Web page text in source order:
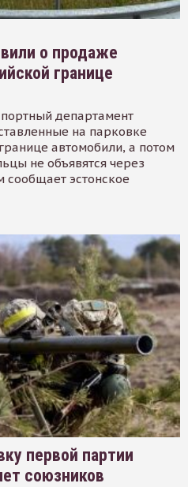
о продаже
границе
департамент
на парковке
автомобили, а потом
не объявятся через
сообщает эстонское
первой партии
союзников